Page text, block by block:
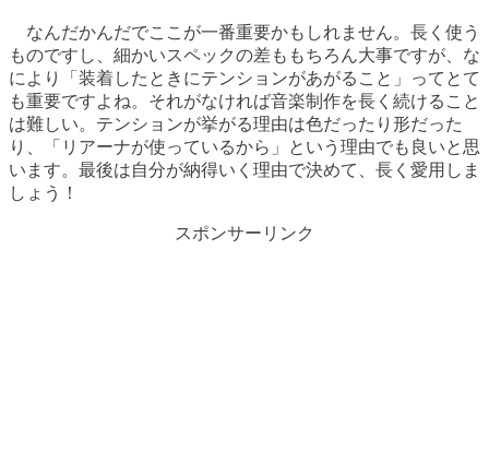
なんだかんだでここが一番重要かもしれません。長く使う
ものですし、細かいスペックの差ももちろん大事ですが、な
により「装着したときにテンションがあがること」ってとて
も重要ですよね。それがなければ音楽制作を長く続けること
は難しい。テンションが挙がる理由は色だったり形だった
り、「リアーナが使っているから」という理由でも良いと思
います。最後は自分が納得いく理由で決めて、長く愛用しま
しょう！
スポンサーリンク